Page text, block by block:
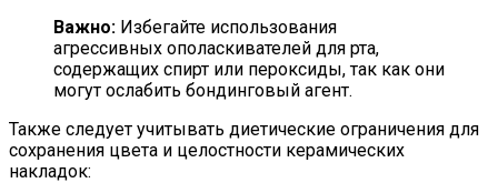
Важно: Избегайте использования
агрессивных ополаскивателей для рта,
содержащих спирт или пероксиды, так как они
могут ослабить бондинговый агент.
Также следует учитывать диетические ограничения для
сохранения цвета и целостности керамических
накладок: